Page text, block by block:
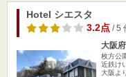
Hotel シエスタ
3.2点/ 5
大阪
枚方公
近鉄け
大阪よ